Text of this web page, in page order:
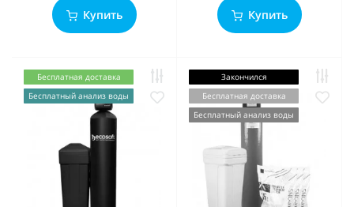
Купить Купить
Бесплатная доставка
Бесплатный анализ воды
Закончился
Бесплатная доставка
Бесплатный анализ воды